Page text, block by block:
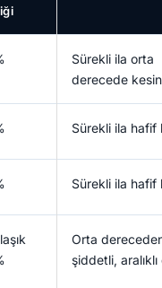
Sürekli ila orta
derecede
Sürekli ila hafif
Sürekli ila hafif
Orta
şiddetli,